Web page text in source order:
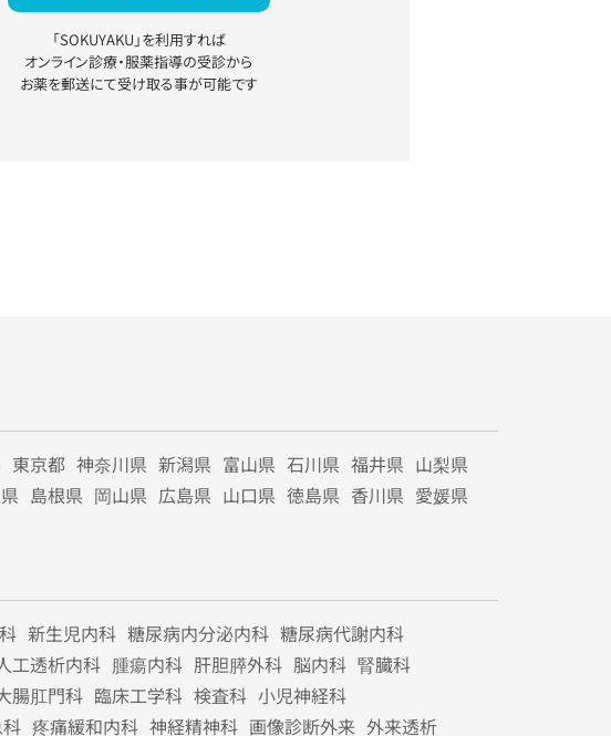
「SOKUYAKU」を利用すれば
オンライン診療・服薬指導の受診から
お薬を郵送にて受け取る事が可能です
東京都 神奈川県 新潟県 富山県 石川県 福井県 山梨県
島根県 岡山県 広島県 山口県 徳島県 香川県 愛媛県
新生児内科 糖尿病内分泌内科 糖尿病代謝内科
工透析内科 腫瘍内科 肝胆膵外科 脳内科 腎臓科
腸肛門科 臨床工学科 検査科 小児神経科
疼痛緩和内科 神経精神科 画像診断外来 外来透析